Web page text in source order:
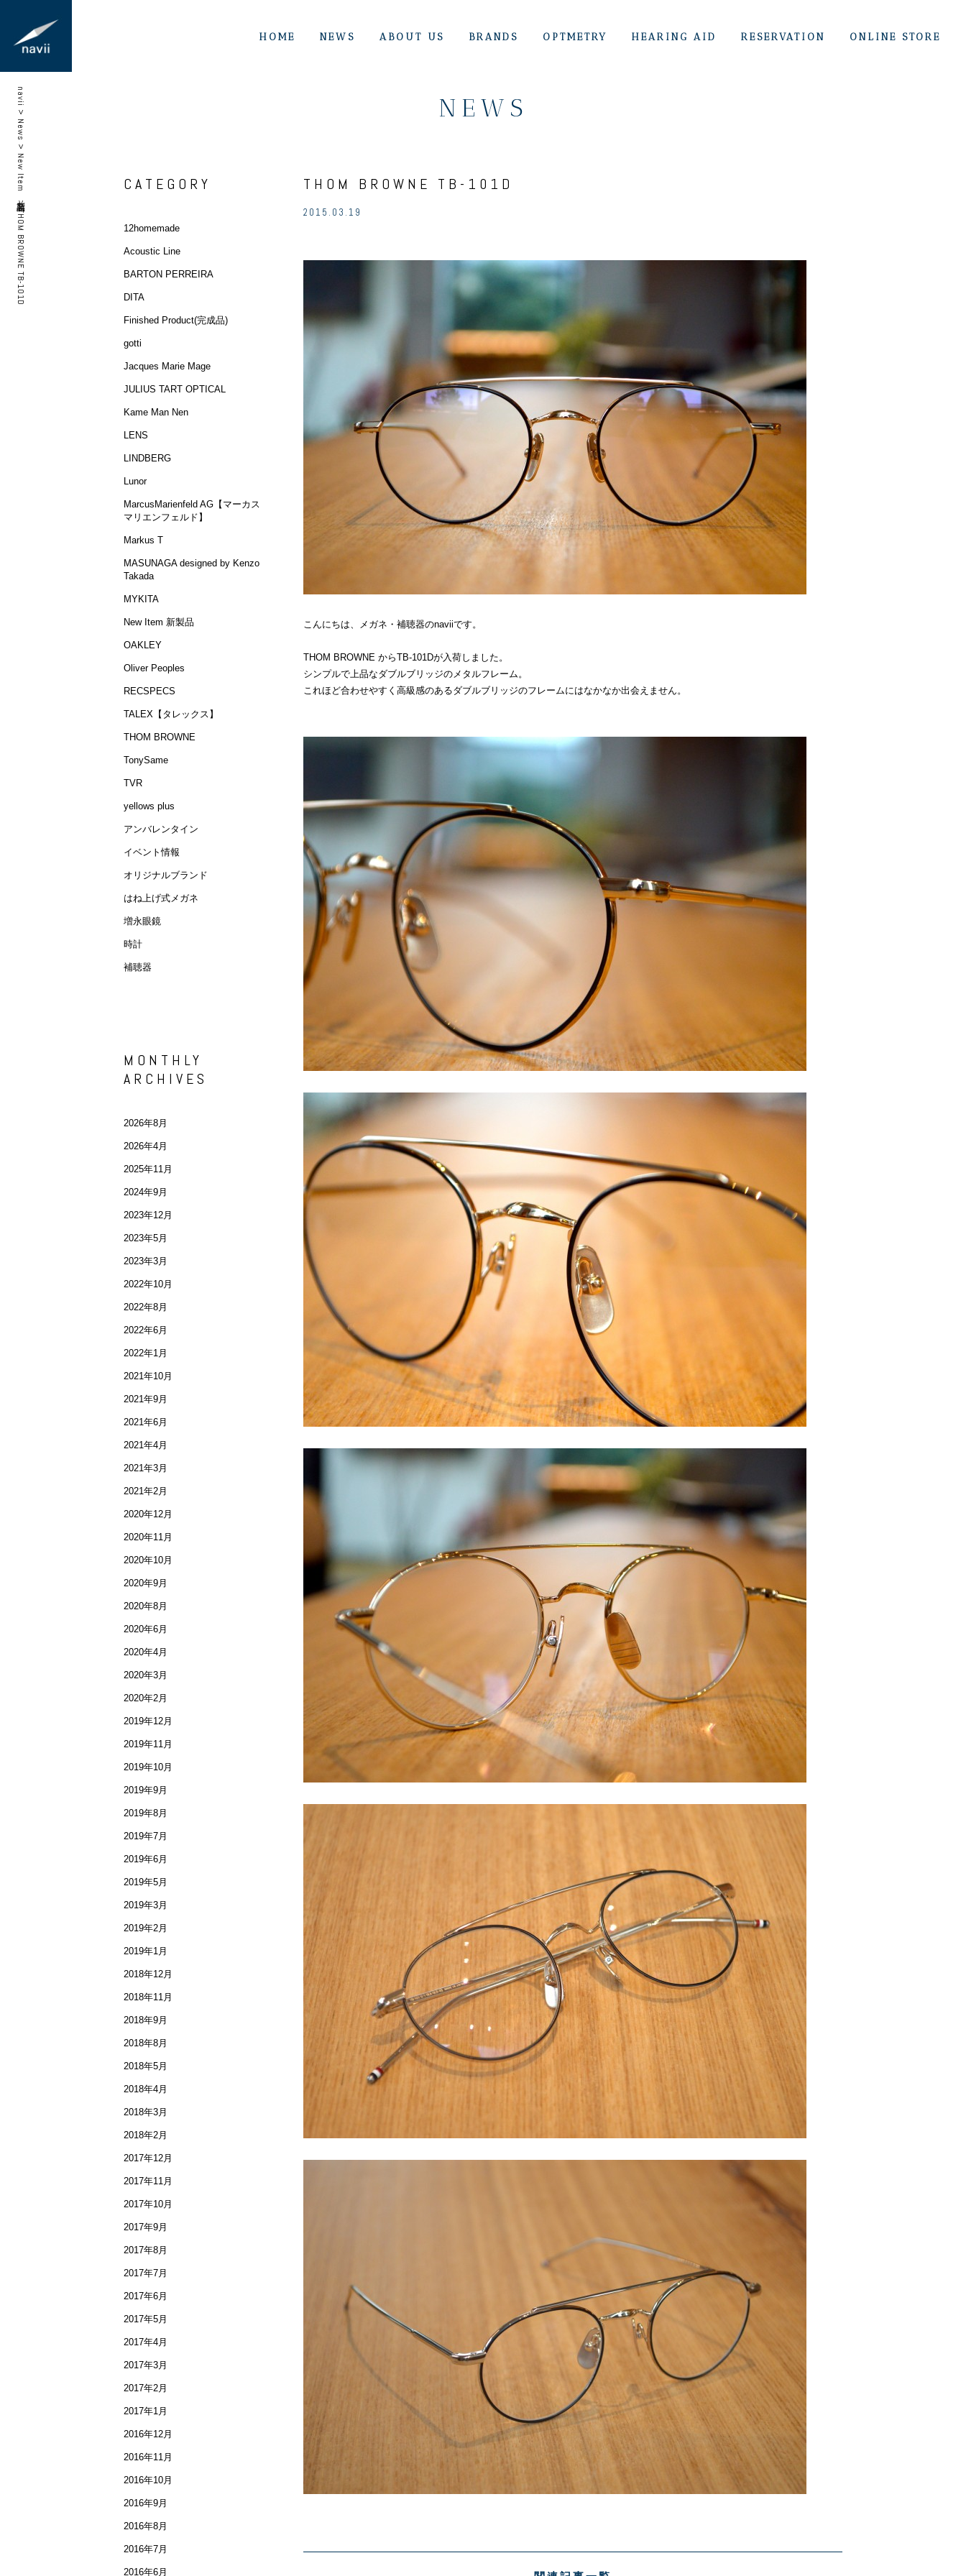
HOME NEWS ABOUT US BRANDS OPTMETRY HEARING AID RESERVATION ONLINE STORE
navii
>
News
>
New Item 新製品
>
THOM BROWNE TB-101D
NEWS
THOM BROWNE TB-101D
2015.03.19
こんにちは、メガネ・補聴器のnaviiです。
THOM BROWNE からTB-101Dが入荷しました。
シンプルで上品なダブルブリッジのメタルフレーム。
これほど合わせやすく高級感のあるダブルブリッジのフレームにはなかなか出会えません。
CATEGORY
12homemade
Acoustic Line
BARTON PERREIRA
DITA
Finished Product(完成品)
gotti
Jacques Marie Mage
JULIUS TART OPTICAL
Kame Man Nen
LENS
LINDBERG
Lunor
MarcusMarienfeld AG【マーカス
マリエンフェルド】
Markus T
MASUNAGA designed by Kenzo
Takada
MYKITA
New Item 新製品
OAKLEY
Oliver Peoples
RECSPECS
TALEX【タレックス】
THOM BROWNE
TonySame
TVR
yellows plus
アンバレンタイン
イベント情報
オリジナルブランド
はね上げ式メガネ
増永眼鏡
時計
補聴器
MONTHLY
ARCHIVES
2026年8月
2026年4月
2025年11月
2024年9月
2023年12月
2023年5月
2023年3月
2022年10月
2022年8月
2022年6月
2022年1月
2021年10月
2021年9月
2021年6月
2021年4月
2021年3月
2021年2月
2020年12月
2020年11月
2020年10月
2020年9月
2020年8月
2020年6月
2020年4月
2020年3月
2020年2月
2019年12月
2019年11月
2019年10月
2019年9月
2019年8月
2019年7月
2019年6月
2019年5月
2019年3月
2019年2月
2019年1月
2018年12月
2018年11月
2018年9月
2018年8月
2018年5月
2018年4月
2018年3月
2018年2月
2017年12月
2017年11月
2017年10月
2017年9月
2017年8月
2017年7月
2017年6月
2017年5月
2017年4月
2017年3月
2017年2月
2017年1月
2016年12月
2016年11月
2016年10月
2016年9月
2016年8月
2016年7月
2016年6月